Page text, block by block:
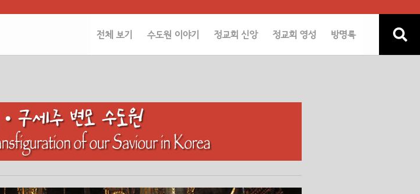
전체 보기 수도원 이야기 정교회 신앙 정교회 영성 방명록